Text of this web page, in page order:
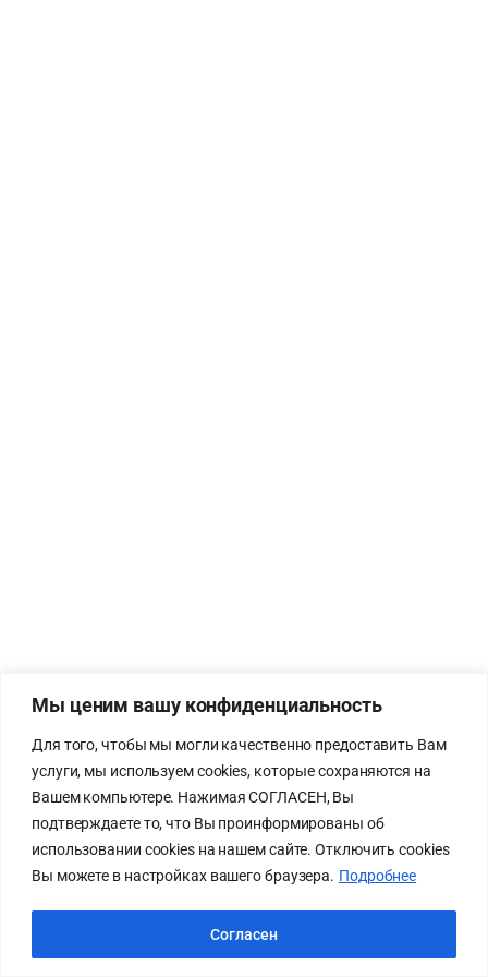
Мы ценим вашу конфиденциальность
Для того, чтобы мы могли качественно предоставить Вам
услуги, мы используем cookies, которые сохраняются на
Вашем компьютере. Нажимая СОГЛАСЕН, Вы
подтверждаете то, что Вы проинформированы об
использовании cookies на нашем сайте. Отключить cookies
Вы можете в настройках вашего браузера. Подробнее
Согласен